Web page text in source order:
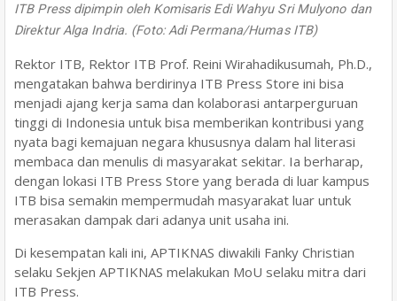
ITB Press dipimpin oleh Komisaris Edi Wahyu Sri Mulyono dan
Direktur Alga Indria. (Foto: Adi Permana/Humas ITB)
Rektor ITB, Rektor ITB Prof. Reini Wirahadikusumah, Ph.D.,
mengatakan bahwa berdirinya ITB Press Store ini bisa
menjadi ajang kerja sama dan kolaborasi antarperguruan
tinggi di Indonesia untuk bisa memberikan kontribusi yang
nyata bagi kemajuan negara khususnya dalam hal literasi
membaca dan menulis di masyarakat sekitar. Ia berharap,
dengan lokasi ITB Press Store yang berada di luar kampus
ITB bisa semakin mempermudah masyarakat luar untuk
merasakan dampak dari adanya unit usaha ini.
Di kesempatan kali ini, APTIKNAS diwakili Fanky Christian
selaku Sekjen APTIKNAS melakukan MoU selaku mitra dari
ITB Press.